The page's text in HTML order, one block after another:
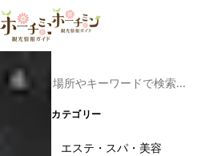
カテゴリー
エステ・スパ・美容